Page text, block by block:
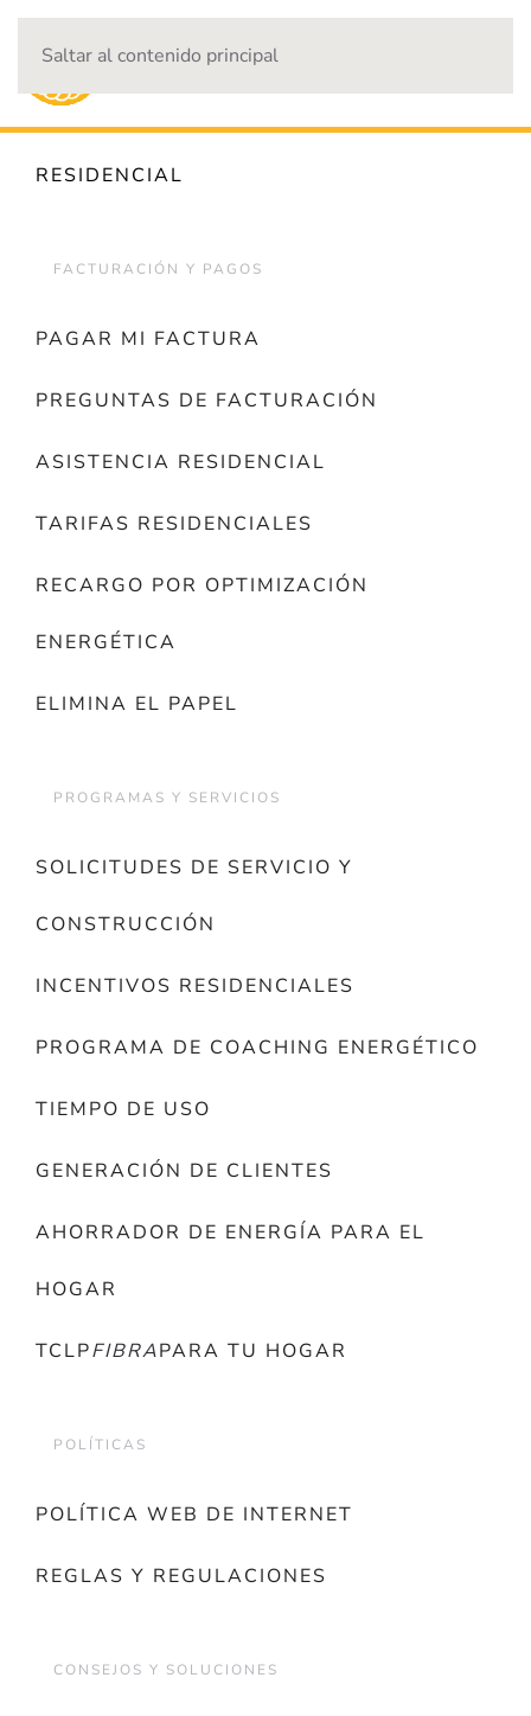
Saltar al contenido principal
RESIDENCIAL
FACTURACIÓN Y PAGOS
PAGAR MI FACTURA
PREGUNTAS DE FACTURACIÓN
ASISTENCIA RESIDENCIAL
TARIFAS RESIDENCIALES
RECARGO POR OPTIMIZACIÓN
ENERGÉTICA
ELIMINA EL PAPEL
PROGRAMAS Y SERVICIOS
SOLICITUDES DE SERVICIO Y
CONSTRUCCIÓN
INCENTIVOS RESIDENCIALES
PROGRAMA DE COACHING ENERGÉTICO
TIEMPO DE USO
GENERACIÓN DE CLIENTES
AHORRADOR DE ENERGÍA PARA EL
HOGAR
TCLPFIBRAPARA TU HOGAR
POLÍTICAS
POLÍTICA WEB DE INTERNET
REGLAS Y REGULACIONES
CONSEJOS Y SOLUCIONES